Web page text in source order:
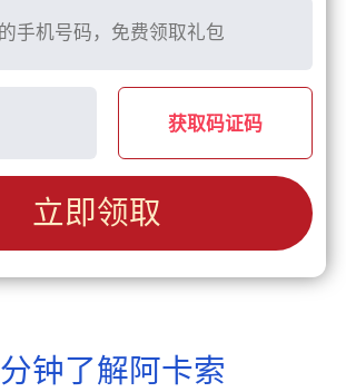
获取码证码
立即领取
钟了解阿卡索